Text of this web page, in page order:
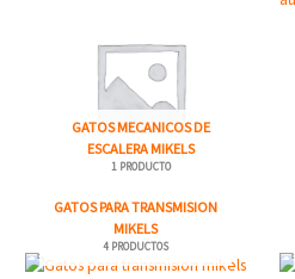
GATOS MECANICOS DE
ESCALERA MIKELS
1 PRODUCTO
GATOS PARA TRANSMISION
MIKELS
4 PRODUCTOS